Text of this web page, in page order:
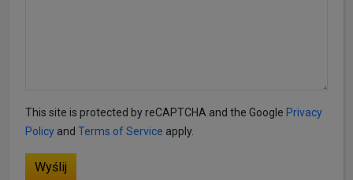
This site is protected by reCAPTCHA and the Google Privacy
Policy and Terms of Service apply.
Wyślij